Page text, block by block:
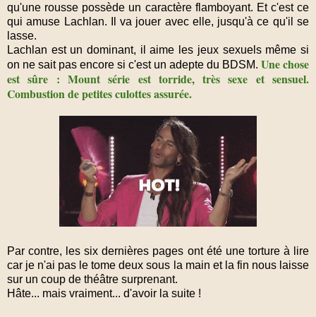
qu'une rousse possède un caractère flamboyant. Et c'est ce
qui amuse Lachlan. Il va jouer avec elle, jusqu'à ce qu'il se
lasse.
Lachlan est un dominant, il aime les jeux sexuels même si
on ne sait pas encore si c'est un adepte du BDSM. Une chose
est sûre : Mount série est torride, très sexe et sensuel.
Combustion de petites culottes assurée.
Par contre, les six dernières pages ont été une torture à lire
car je n'ai pas le tome deux sous la main et la fin nous laisse
sur un coup de théâtre surprenant.
Hâte... mais vraiment... d'avoir la suite !